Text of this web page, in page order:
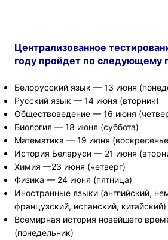
Централизованное
году пройдет по следующему
Белорусский язык — 13 июня
Русский язык — 14 июня (вторник)
Обществоведение — 16 июня
Биология — 18 июня (суббота)
Математика — 19 июня
История Беларуси — 21 июня
Химия —23 июня (четверг)
Физика — 24 июня (пятница)
Иностранные языки (английский,
французский, испанский,
Всемирная история новейшего
(понедельник)